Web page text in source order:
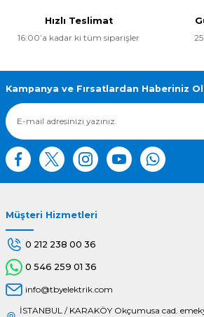
Ürün bilgilerinde hatalar bulunuyor.
Ürün fiyatı diğer sitelerden daha pahalı.
Bu ürüne benzer farklı alternatifler olmalı.
Hızlı Teslimat
16:00’a kadar ki tüm siparişler
Kampanya ve Fırsatlardan Haberiniz
Müşteri Hizmetleri
0 212 238 00 36
0 546 259 01 36
info@tbyelektrik.com
İSTANBUL / KARAKÖY Okçumusa cad.